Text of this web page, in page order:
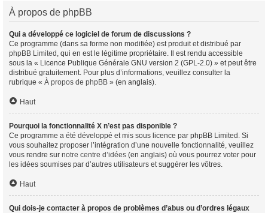
À propos de phpBB
Qui a développé ce logiciel de forum de discussions ?
Ce programme (dans sa forme non modifiée) est produit et distribué par
phpBB Limited , qui en est le légitime propriétaire. Il est rendu accessible
sous la « Licence Publique Générale GNU version 2 (GPL-2.0) » et peut être
distribué gratuitement. Pour plus d’informations, veuillez consulter la
rubrique « À propos de phpBB » (en anglais).
Haut
Pourquoi la fonctionnalité X n’est pas disponible ?
Ce programme a été développé et mis sous licence par phpBB Limited. Si
vous souhaitez proposer l’intégration d’une nouvelle fonctionnalité, veuillez
vous rendre sur notre centre d’idées (en anglais) où vous pourrez voter pour
les idées soumises par d’autres utilisateurs et suggérer les vôtres.
Haut
Qui dois-je contacter à propos de problèmes d’abus ou d’ordres légaux